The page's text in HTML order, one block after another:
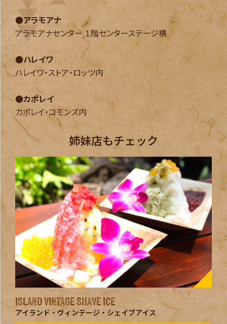
●アラモアナ
アラモアナセンター １階センターステージ横
●ハレイワ
ハレイワ・ストア・ロッツ内
●カポレイ
カポレイ・コモンズ内
姉妹店もチェック
ISLAND VINTAGE SHAVE ICE
アイランド・ヴィンテージ・ シェイブアイス